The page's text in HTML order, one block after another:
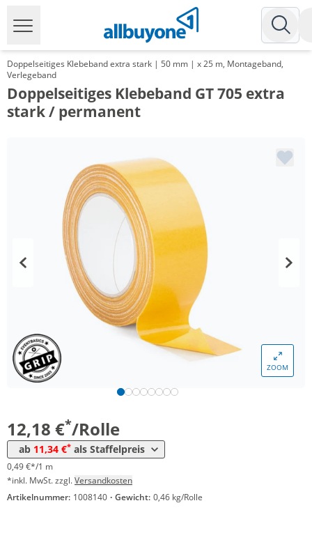
Doppelseitiges Klebeband extra stark | 50 mm | x 25 m, Montageband,
Verlegeband
Doppelseitiges Klebeband GT 705 extra
stark / permanent
ZOOM
12,18 €*/Rolle
ab 11,34 €* als Staffelpreis
Menge
0,49 €*/1 m
*inkl. MwSt. zzgl.Versandkosten
Artikelnummer: 1008140 · Gewicht: 0,46 kg/Rolle